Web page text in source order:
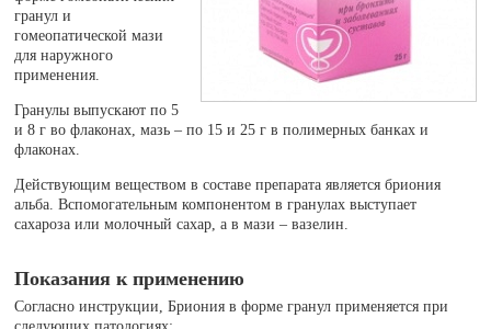
гранул и
гомеопатической мази
для наружного
применения.
Гранулы выпускают по 5
и 8 г во флаконах, мазь – по 15 и 25 г в полимерных банках и
флаконах.
Действующим веществом в составе препарата является бриония
альба. Вспомогательным компонентом в гранулах выступает
сахароза или молочный сахар, а в мази – вазелин.
Показания к применению
Согласно инструкции, Бриония в форме гранул применяется при